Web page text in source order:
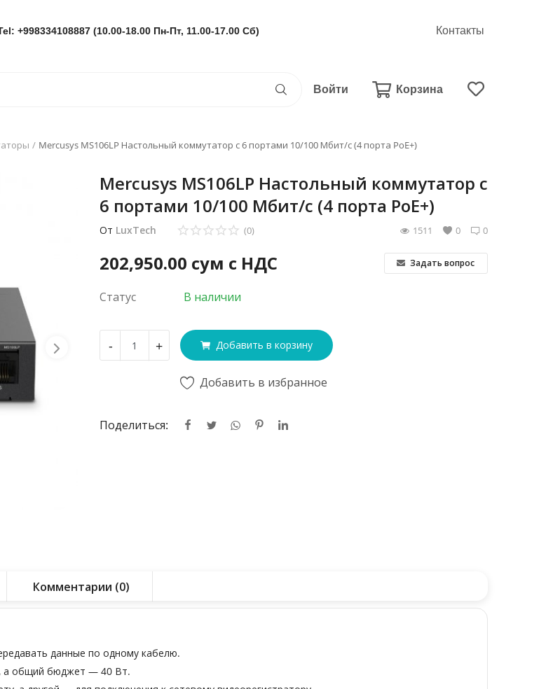
+998334108887 (10.00-18.00 Пн-Пт, 11.00-17.00 Сб) Контакты
Войти Корзина
Mercusys MS106LP Настольный коммутатор с 6 портами 10/100 Мбит/с (4 порта PoE+)
Mercusys MS106LP Настольный коммутатор с
6 портами 10/100 Мбит/с (4 порта PoE+)
От LuxTech 0
(0) 0
1511
202,950.00 сум с НДС Задать вопрос
Статус В наличии
- + Добавить в корзину
Добавить в избранное
Поделиться:
Комментарии (0)
данные по одному кабелю.
а общий бюджет — 40 Вт.